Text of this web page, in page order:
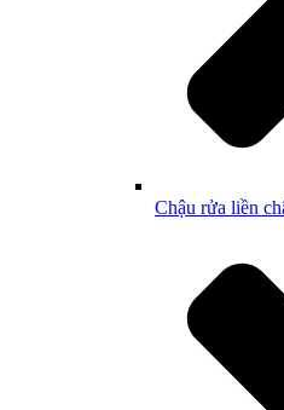
Chậu rửa liền